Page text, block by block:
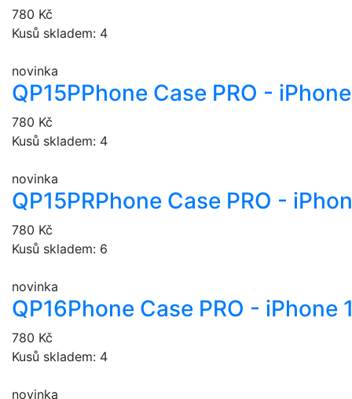
780 Kč
Kusů skladem: 4
novinka
QP15PPhone Case PRO -
780 Kč
Kusů skladem: 4
novinka
QP15PRPhone Case PRO -
780 Kč
Kusů skladem: 6
novinka
QP16Phone Case PRO - iPhone
780 Kč
Kusů skladem: 4
novinka